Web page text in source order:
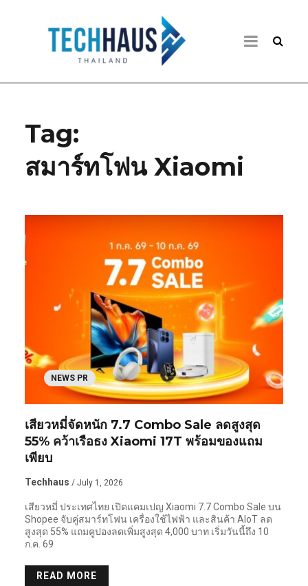
Tag:
สมาร์ทโฟน Xiaomi
NEWS PR
เสียวหมี่จัดหนัก 7.7 Combo Sale ลดสูงสุด
55% คว้าเรือธง Xiaomi 17T พร้อมของแถม
เพียบ
Techhaus / July 1, 2026
เสียวหมี่ ประเทศไทย เปิดแคมเปญ Xiaomi 7.7 Combo Sale บน
Shopee จับคู่สมาร์ทโฟน เครื่องใช้ไฟฟ้า และสินค้า AIoT ลด
สูงสุด 55% แถมคูปองลดเพิ่มสูงสุด 4,000 บาท เริ่มวันนี้ถึง 10
ก.ค. 69
READ MORE